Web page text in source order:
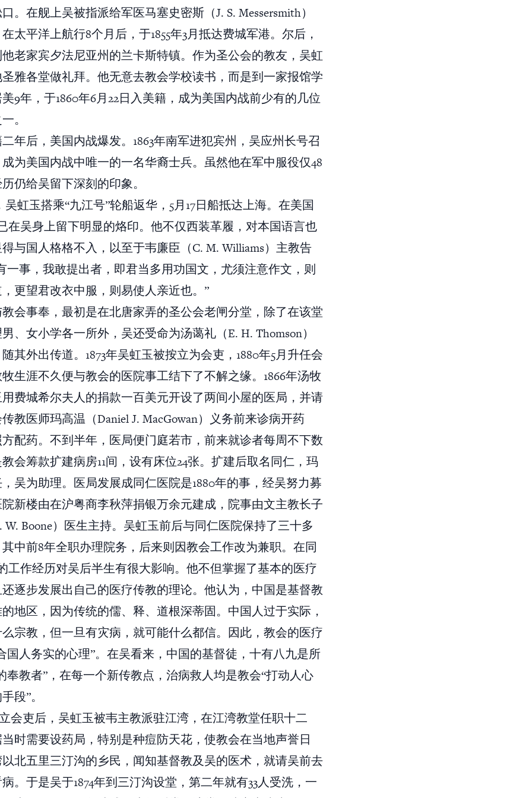
。在舰上吴被指派给军医马塞史密斯（J. S. Messersmith）
太平洋上航行8个月后，于1855年3月抵达费城军港。尔后，
老家宾夕法尼亚州的兰卡斯特镇。作为圣公会的教友，吴虹
雅各堂做礼拜。他无意去教会学校读书，而是到一家报馆学
9年，于1860年6月22日入美籍，成为美国内战前少有的几位
。
年后，美国内战爆发。1863年南军进犯宾州，吴应州长号召
为美国内战中唯一的一名华裔士兵。虽然他在军中服役仅48
仍给吴留下深刻的印象。
吴虹玉搭乘“九江号”轮船返华，5月17日船抵达上海。在美国
在吴身上留下明显的烙印。他不仅西装革履，对本国语言也
与国人格格不入，以至于韦廉臣（C. M. Williams）主教告
一事，我敢提出者，即君当多用功国文，尤须注意作文，则
更望君改衣中服，则易使人亲近也。”
会事奉，最初是在北唐家弄的圣公会老闸分堂，除了在该堂
、女小学各一所外，吴还受命为汤蔼礼（E. H. Thomson）
其外出传道。1873年吴虹玉被按立为会吏，1880年5月升任会
生涯不久便与教会的医院事工结下了不解之缘。1866年汤牧
费城希尔夫人的捐款一百美元开设了两间小屋的医局，并请
教医师玛高温（Daniel J. MacGowan）义务前来诊病开药
配药。不到半年，医局便门庭若市，前来就诊者每周不下数
会筹款扩建病房11间，设有床位24张。扩建后取名同仁，玛
吴为助理。医局发展成同仁医院是1880年的事，经吴努力募
新楼由在沪粤商李秋萍捐银万余元建成，院事由文主教长子
W. Boone）医生主持。吴虹玉前后与同仁医院保持了三十多
中前8年全职办理院务，后来则因教会工作改为兼职。在同
工作经历对吴后半生有很大影响。他不但掌握了基本的医疗
逐步发展出自己的医疗传教的理论。他认为，中国是基督教
地区，因为传统的儒、释、道根深蒂固。中国人过于实际，
宗教，但一旦有灾病，就可能什么都信。因此，教会的医疗
国人务实的心理”。在吴看来，中国的基督徒，十有八九是所
奉教者”，在每一个新传教点，治病救人均是教会“打动人心
段”。
会吏后，吴虹玉被韦主教派驻江湾，在江湾教堂任职十二
时需要设药局，特别是种痘防天花，使教会在当地声誉日
北五里三汀沟的乡民，闻知基督教及吴的医术，就请吴前去
。于是吴于1874年到三汀沟设堂，第二年就有33人受洗，一